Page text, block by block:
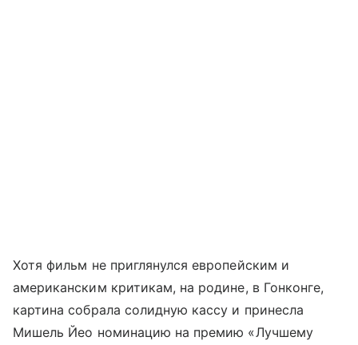
Хотя фильм не приглянулся европейским и
американским критикам, на родине, в Гонконге,
картина собрала солидную кассу и принесла
Мишель Йео номинацию на премию «Лучшему